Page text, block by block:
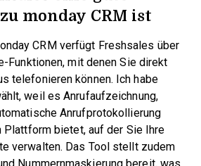
monday CRM ist
CRM verfügt Freshsales über
Funktionen, mit denen Sie direkt
telefonieren können. Ich habe
weil es Anrufaufzeichnung,
Anrufprotokollierung
Plattform bietet, auf der Sie Ihre
verwalten. Das Tool stellt zudem
Nummernmaskierung bereit, was